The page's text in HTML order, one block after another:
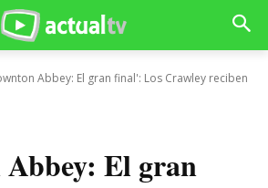
Abbey: El gran final': Los Crawley reciben
Abbey: El gran